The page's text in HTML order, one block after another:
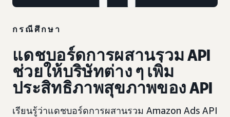
กรณีศึกษา
แดชบอร์ดการผสานรวม API
ช่วยให้บริษัทต่าง ๆ เพิ่ม
ประสิทธิภาพสุขภาพของ API
เรียนรู้ว่าแดชบอร์ดการผสานรวม Amazon Ads API